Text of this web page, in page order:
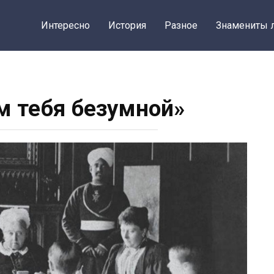
Интересно История Разное Знамениты
безумной»